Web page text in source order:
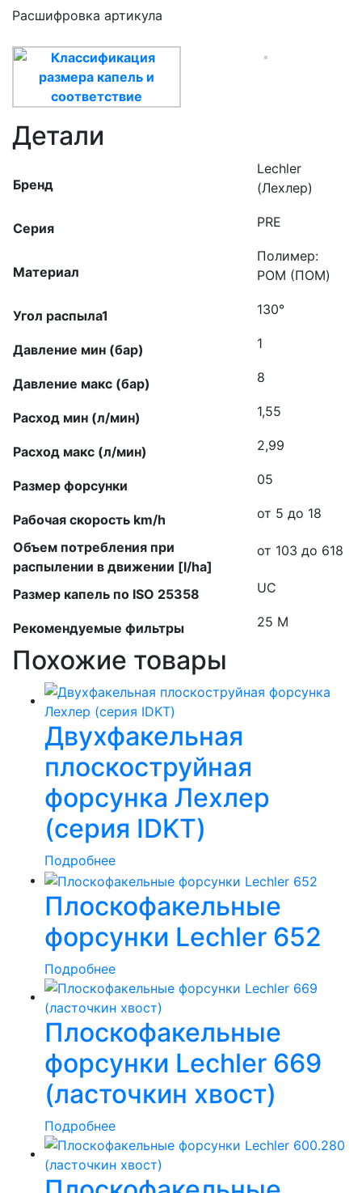
Расшифровка артикула
Детали
Бренд
Lechler
(Лехлер)
Серия PRE
Материал
Полимер:
POM (ПОМ)
Угол распыла1 130°
Давление мин (бар) 1
Давление макс (бар) 8
Расход мин (л/мин) 1,55
Расход макс (л/мин) 2,99
Размер форсунки 05
Рабочая скорость km/h от 5 до 18
Объем потребления при
распылении в движении [l/ha]
от 103 до 618
Размер капель по ISO 25358 UC
Рекомендуемые фильтры 25 M
Похожие товары
Двухфакельная
плоскоструйная
форсунка Лехлер
(серия IDKT)
Подробнее
Плоскофакельные
форсунки Lechler 652
Подробнее
Плоскофакельные
форсунки Lechler 669
(ласточкин хвост)
Подробнее